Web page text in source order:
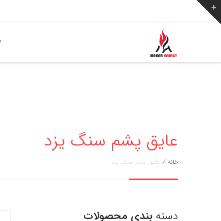
عایق پشم سنگ یزد
خانه / عایق پشم سنگ یزد
دسته بندی محصولات